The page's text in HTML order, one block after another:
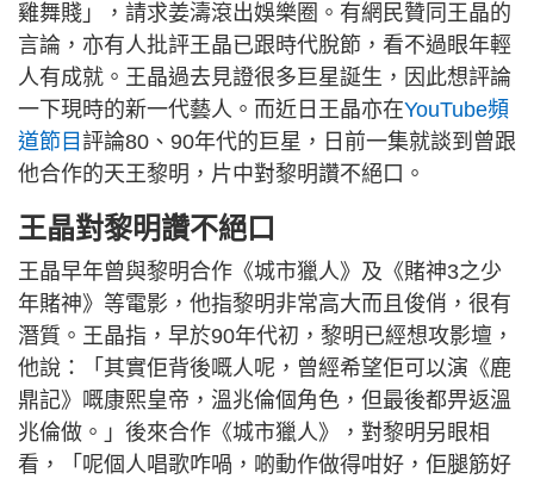
雞舞賤」，請求姜濤滾出娛樂圈。有網民贊同王晶的
言論，亦有人批評王晶已跟時代脫節，看不過眼年輕
人有成就。王晶過去見證很多巨星誕生，因此想評論
一下現時的新一代藝人。而近日王晶亦在YouTube頻
道節目 評論80、90年代的巨星，日前一集就談到曾跟
他合作的天王黎明，片中對黎明讚不絕口。
王晶對黎明讚不絕口
王晶早年曾與黎明合作《城市獵人》及《賭神3之少
年賭神》等電影，他指黎明非常高大而且俊俏，很有
潛質。王晶指，早於90年代初，黎明已經想攻影壇，
他說：「其實佢背後嘅人呢，曾經希望佢可以演《鹿
鼎記》嘅康熙皇帝，溫兆倫個角色，但最後都畀返溫
兆倫做。」後來合作《城市獵人》，對黎明另眼相
看，「呢個人唱歌咋喎，啲動作做得咁好，佢腿筋好